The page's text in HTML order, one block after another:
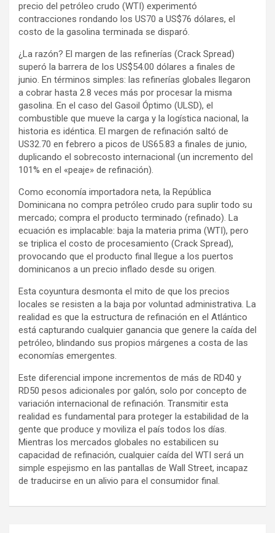
precio del petróleo crudo (WTI) experimentó
contracciones rondando los US70 a US$76 dólares, el
costo de la gasolina terminada se disparó.
¿La razón? El margen de las refinerías (Crack Spread)
superó la barrera de los US$54.00 dólares a finales de
junio. En términos simples: las refinerías globales llegaron
a cobrar hasta 2.8 veces más por procesar la misma
gasolina. En el caso del Gasoil Óptimo (ULSD), el
combustible que mueve la carga y la logística nacional, la
historia es idéntica. El margen de refinación saltó de
US32.70 en febrero a picos de US65.83 a finales de junio,
duplicando el sobrecosto internacional (un incremento del
101% en el «peaje» de refinación).
Como economía importadora neta, la República
Dominicana no compra petróleo crudo para suplir todo su
mercado; compra el producto terminado (refinado). La
ecuación es implacable: baja la materia prima (WTI), pero
se triplica el costo de procesamiento (Crack Spread),
provocando que el producto final llegue a los puertos
dominicanos a un precio inflado desde su origen.
Esta coyuntura desmonta el mito de que los precios
locales se resisten a la baja por voluntad administrativa. La
realidad es que la estructura de refinación en el Atlántico
está capturando cualquier ganancia que genere la caída del
petróleo, blindando sus propios márgenes a costa de las
economías emergentes.
Este diferencial impone incrementos de más de RD40 y
RD50 pesos adicionales por galón, solo por concepto de
variación internacional de refinación. Transmitir esta
realidad es fundamental para proteger la estabilidad de la
gente que produce y moviliza el país todos los días.
Mientras los mercados globales no estabilicen su
capacidad de refinación, cualquier caída del WTI será un
simple espejismo en las pantallas de Wall Street, incapaz
de traducirse en un alivio para el consumidor final.